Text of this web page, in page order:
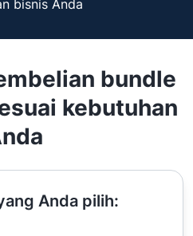
bisnis Anda
bundle
kebutuhan
Anda pilih: